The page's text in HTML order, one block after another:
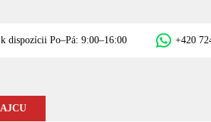
dispozícii Po–Pá: 9:00–16:00 +420